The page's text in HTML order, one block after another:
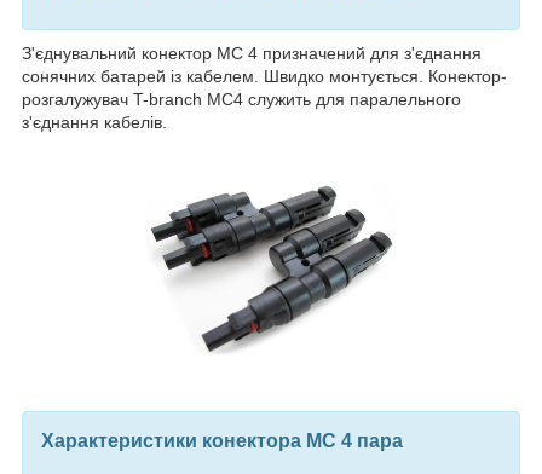
З'єднувальний конектор МС 4 призначений для з'єднання
сонячних батарей із кабелем. Швидко монтується. Конектор-
розгалужувач T-branch МС4 служить для паралельного
з'єднання кабелів.
Характеристики конектора МС 4 пара